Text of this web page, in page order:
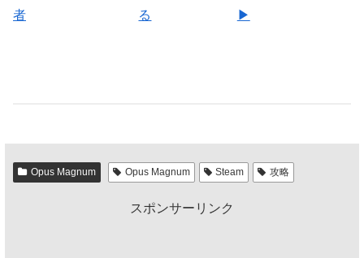
者
る
▶
Opus Magnum Opus Magnum Steam 攻略
スポンサーリンク